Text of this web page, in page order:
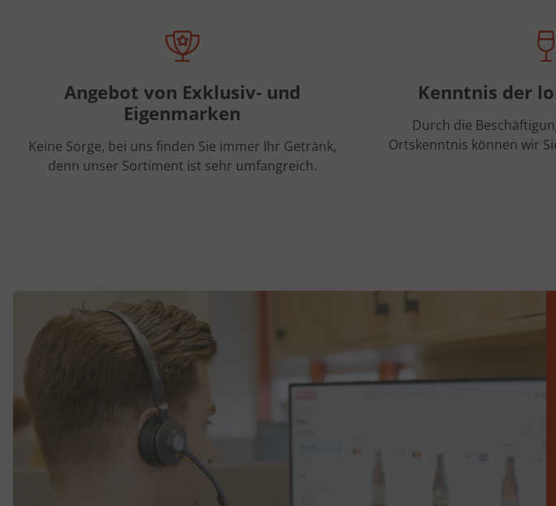
Angebot von Exklusiv- und
Eigenmarken
Keine Sorge, bei uns finden Sie immer Ihr Getränk,
denn unser Sortiment ist sehr umfangreich.
Kenntnis der
Durch die
Ortskenntnis können wir